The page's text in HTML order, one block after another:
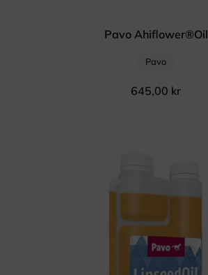
Pavo Ahiflower®Oil
Pavo
645,00 kr